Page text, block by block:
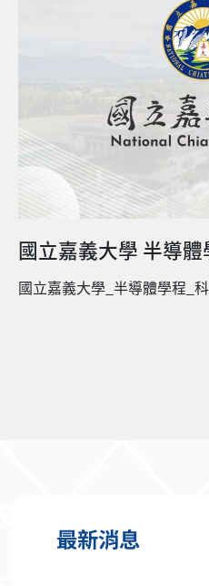
國立嘉義大學 半導
國立嘉義大學_半導體學程_
最新消息